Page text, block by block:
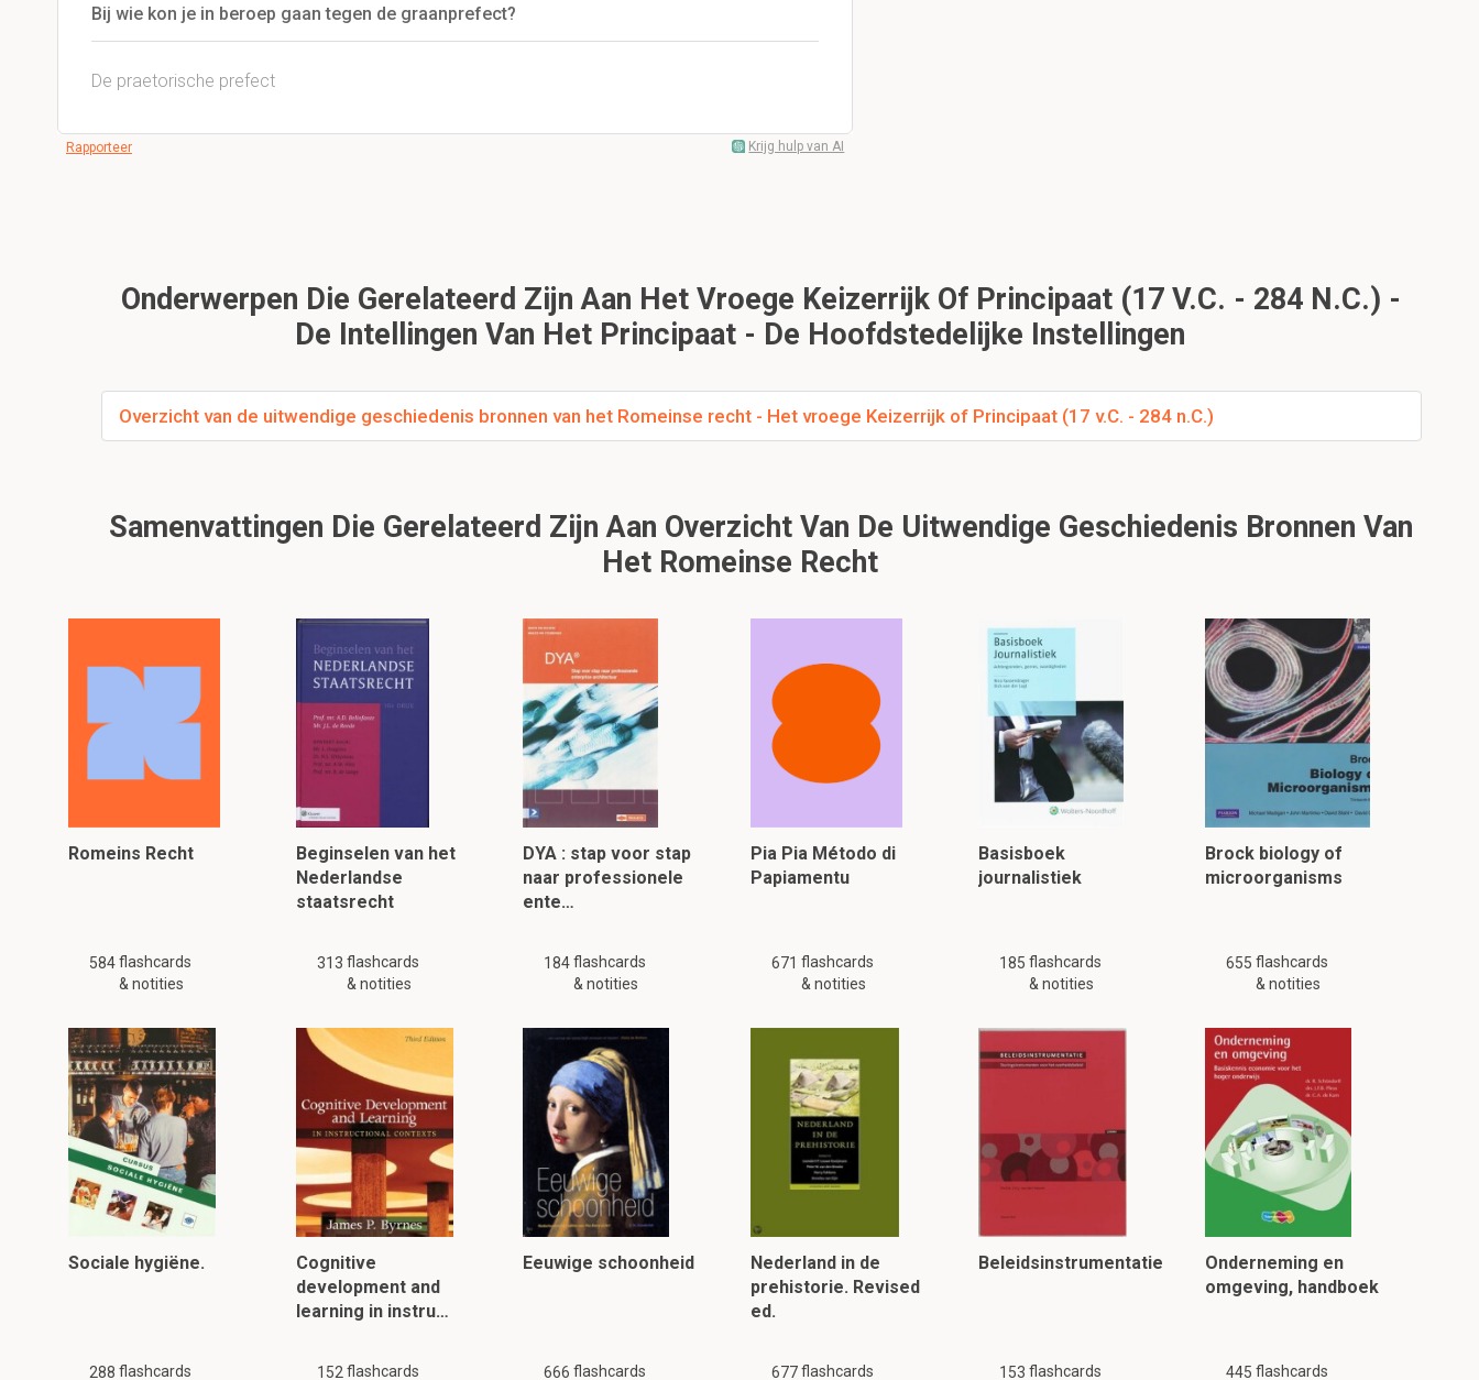
Bij wie kon je in beroep gaan tegen de graanprefect?
De praetorische prefect
Rapporteer Krijg hulp van AI
Onderwerpen Die Gerelateerd Zijn Aan Het Vroege Keizerrijk Of Principaat (17 V.C. - 284 N.C.) -
De Intellingen Van Het Principaat - De Hoofdstedelijke Instellingen
Overzicht van de uitwendige geschiedenis bronnen van het Romeinse recht - Het vroege Keizerrijk of Principaat (17 v.C. - 284 n.C.)
Samenvattingen Die Gerelateerd Zijn Aan Overzicht Van De Uitwendige Geschiedenis Bronnen Van
Het Romeinse Recht
Romeins Recht
584flashcards
& notities
Beginselen van het
Nederlandse
staatsrecht
313 flashcards
& notities
DYA : stap voor stap
naar professionele
ente…
184 flashcards
& notities
Pia Pia Método di
Papiamentu
671 flashcards
& notities
Basisboek
journalistiek
185 flashcards
& notities
Brock biology of
microorganisms
655 flashcards
& notities
Sociale hygiëne.
288 flashcards
Cognitive
development and
learning in instru…
152 flashcards
Eeuwige schoonheid
666 flashcards
Nederland in de
prehistorie. Revised
ed.
677flashcards
Beleidsinstrumentatie
153 flashcards
Onderneming en
omgeving, handboek
445 flashcards